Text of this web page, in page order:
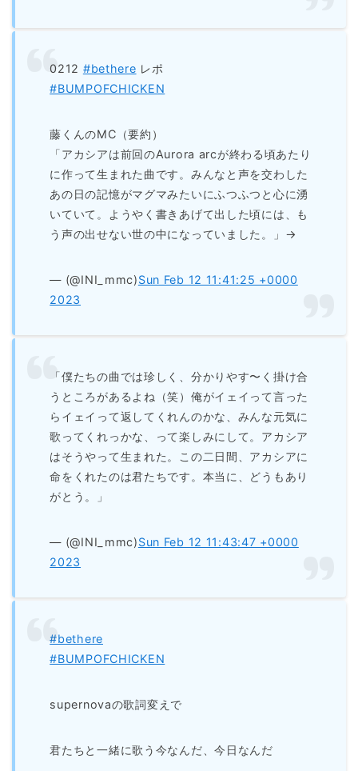
0212 #bethere レポ
#BUMPOFCHICKEN
藤くんのMC（要約）
「アカシアは前回のAurora arcが終わる頃あたり
に作って生まれた曲です。みんなと声を交わした
あの日の記憶がマグマみたいにふつふつと心に湧
いていて。ようやく書きあげて出した頃には、も
う声の出せない世の中になっていました。」→
— (@INI_mmc)Sun Feb 12 11:41:25 +0000
2023
「僕たちの曲では珍しく、分かりやす〜く掛け合
うところがあるよね（笑）俺がイェイって言った
らイェイって返してくれんのかな、みんな元気に
歌ってくれっかな、って楽しみにして。アカシア
はそうやって生まれた。この二日間、アカシアに
命をくれたのは君たちです。本当に、どうもあり
がとう。」
— (@INI_mmc)Sun Feb 12 11:43:47 +0000
2023
#bethere
#BUMPOFCHICKEN
supernovaの歌詞変えで
君たちと一緒に歌う今なんだ、今日なんだ